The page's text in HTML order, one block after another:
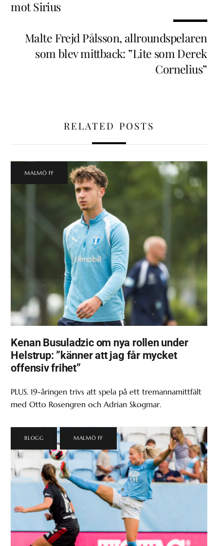
mot Sirius
Malte Frejd Pålsson, allroundspelaren
som blev mittback: ”Lite som Derek
Cornelius”
RELATED POSTS
MALMÖ FF
Kenan Busuladzic om nya rollen under
Helstrup: ”känner att jag får mycket
offensiv frihet”
PLUS. 19-åringen trivs att spela på ett tremannamittfält
med Otto Rosengren och Adrian Skogmar.
BLOGG MALMÖ FF